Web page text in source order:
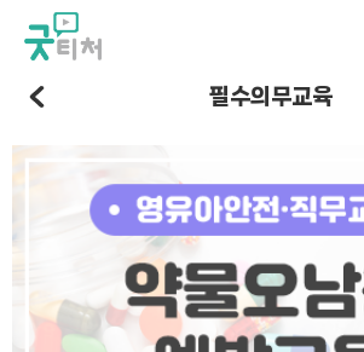
필수의무교육